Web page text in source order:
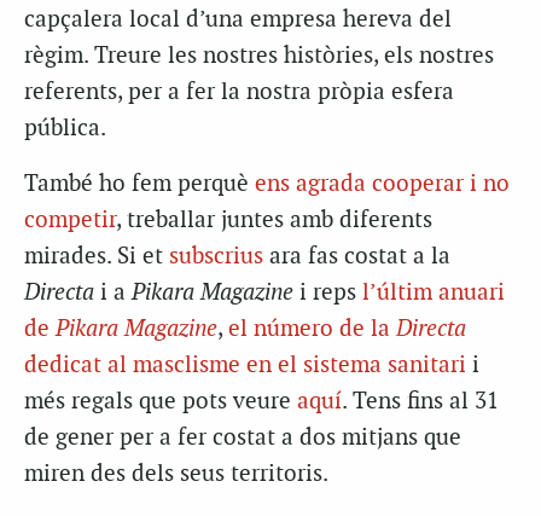
capçalera local d’una empresa hereva del
règim. Treure les nostres històries, els nostres
referents, per a fer la nostra pròpia esfera
pública.
També ho fem perquè ens agrada cooperar i no
competir, treballar juntes amb diferents
mirades. Si et subscrius ara fas costat a la
Directa i aPikara Magazine i reps l’últim anuari
dePikara Magazine, el número de laDirecta
dedicat al masclisme en el sistema sanitari i
més regals que pots veure aquí. Tens fins al 31
de gener per a fer costat a dos mitjans que
miren des dels seus territoris.